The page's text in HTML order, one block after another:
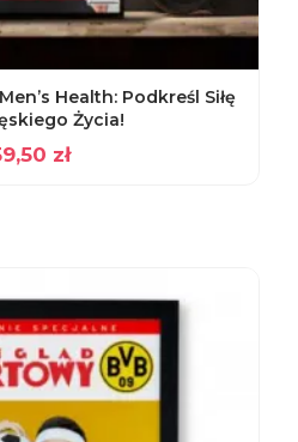
Health: Podkreśl Siłę
Życia!
zł